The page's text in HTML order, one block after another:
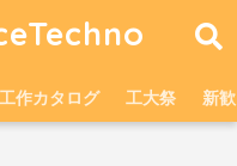
工作カタログ 工大祭 新歓